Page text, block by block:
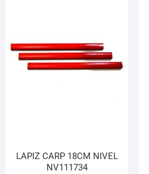
LAPIZ CARP 18CM NIVEL
NV111734